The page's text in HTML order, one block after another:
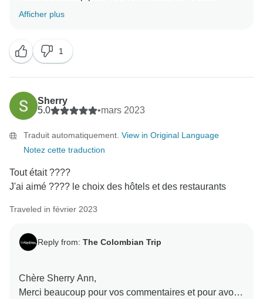
représente beaucoup pour nous. Nous vous
Je vous souhaite tout ce qu'il y a de mieux dans ce
monde,
Afficher plus
1
Sherry
5.0
•mars 2023
Traduit automatiquement. View in Original Language
Notez cette traduction
Tout était ????
J'ai aimé ???? le choix des hôtels et des restaurants
Traveled in février 2023
Reply from: The Colombian Trip
Chère Sherry Ann,
Merci beaucoup pour vos commentaires et pour avoir